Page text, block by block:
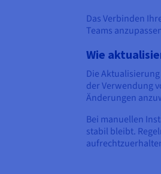
Das Verbinden
Teams
Wie
Die
der Verwendung
Änderungen
Bei manuellen
stabil bleibt.